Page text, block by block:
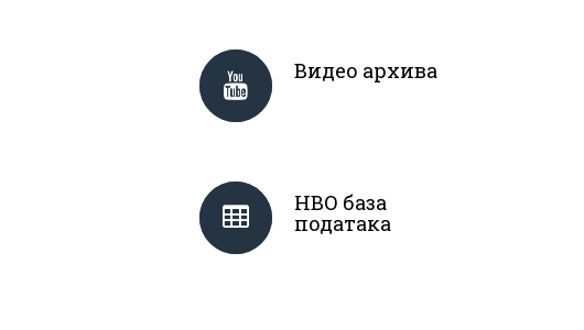
Видео архива
НВО база
података